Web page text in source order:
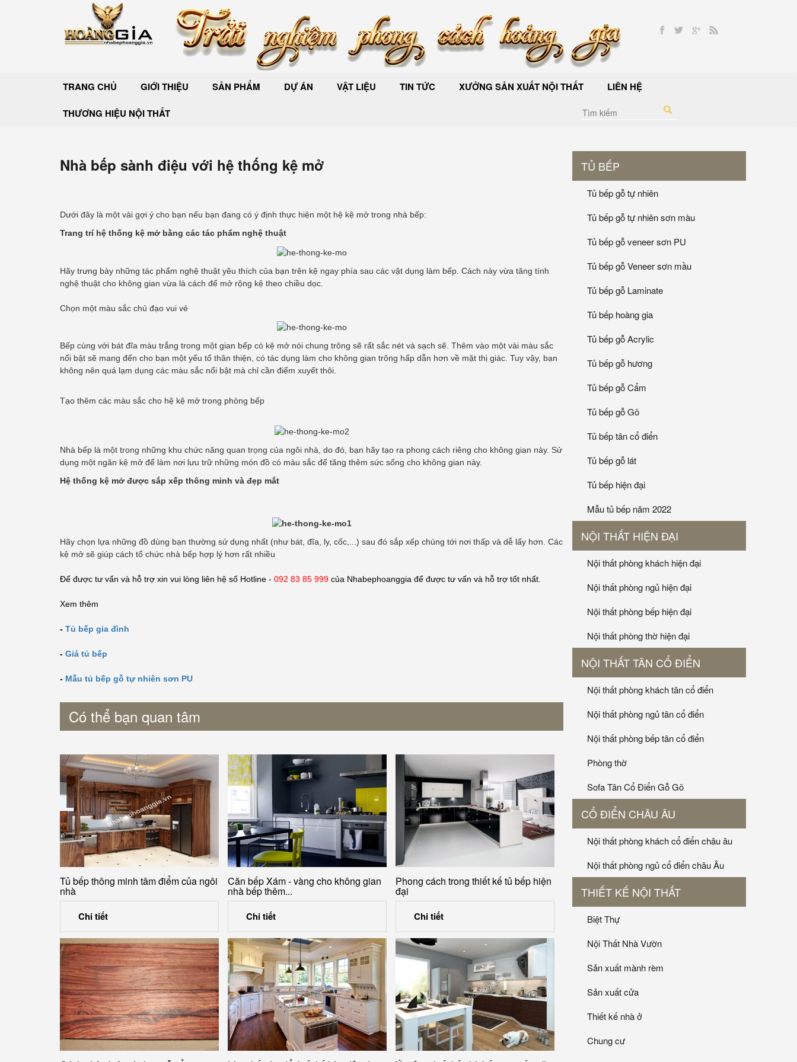
TRANG CHỦ GIỚI THIỆU SẢN PHẨM DỰ ÁN VẬT LIỆU TIN TỨC XƯỞNG SẢN XUẤT NỘI THẤT LIÊN HỆ
THƯƠNG HIỆU NỘI THẤT
Nhà bếp sành điệu với hệ thống kệ mở
Dưới đây là một vài gợi ý cho bạn nếu bạn đang có ý định thực hiện một hệ kệ mở trong nhà bếp:
Trang trí hệ thống kệ mở bằng các tác phẩm nghệ thuật
Hãy trưng bày những tác phẩm nghệ thuật yêu thích của bạn trên kệ ngay phía sau các vật dụng làm bếp. Cách này vừa tăng tính
nghệ thuật cho không gian vừa là cách để mở rộng kệ theo chiều dọc.
Chọn một màu sắc chủ đạo vui vẻ
Bếp cùng với bát đĩa màu trắng trong một gian bếp có kệ mở nói chung trông sẽ rất sắc nét và sạch sẽ. Thêm vào một vài màu sắc
nổi bật sẽ mang đến cho bạn một yếu tố thân thiện, có tác dụng làm cho không gian trông hấp dẫn hơn về mặt thị giác. Tuy vậy, bạn
không nên quá lạm dụng các màu sắc nổi bật mà chỉ cần điểm xuyết thôi.
Tạo thêm các màu sắc cho hệ kệ mở trong phòng bếp
Nhà bếp là một trong những khu chức năng quan trọng của ngôi nhà, do đó, bạn hãy tạo ra phong cách riêng cho không gian này. Sử
dụng một ngăn kệ mở để làm nơi lưu trữ những món đồ có màu sắc để tăng thêm sức sống cho không gian này.
Hệ thống kệ mở được sắp xếp thông minh và đẹp mắt
Hãy chọn lựa những đồ dùng bạn thường sử dụng nhất (như bát, đĩa, ly, cốc,...) sau đó sắp xếp chúng tới nơi thấp và dễ lấy hơn. Các
kệ mở sẽ giúp cách tổ chức nhà bếp hợp lý hơn rất nhiều
Để được tư vấn và hỗ trợ xin vui lòng liên hệ số Hotline - 092 83 85 999 của Nhabephoanggia để được tư vấn và hỗ trợ tốt nhất.
Xem thêm
- Tủ bếp gia đình
- Giá tủ bếp
- Mẫu tủ bếp gỗ tự nhiên sơn PU
Có thể bạn quan tâm
Tủ bếp thông minh tâm điểm của ngôi
nhà
Chi tiết
Căn bếp Xám - vàng cho không gian
nhà bếp thêm...
Chi tiết
Phong cách trong thiết kế tủ bếp hiện
đại
Chi tiết
TỦ BẾP
Tủ bếp gỗ tự nhiên
Tủ bếp gỗ tự nhiên sơn màu
Tủ bếp gỗ veneer sơn PU
Tủ bếp gỗ Veneer sơn mầu
Tủ bếp gỗ Laminate
Tủ bếp hoàng gia
Tủ bếp gỗ Acrylic
Tủ bếp gỗ hương
Tủ bếp gỗ Cẩm
Tủ bếp gỗ Gõ
Tủ bếp tân cổ điển
Tủ bếp gỗ lát
Tủ bếp hiện đại
Mẫu tủ bếp năm 2022
NỘI THẤT HIỆN ĐẠI
Nội thất phòng khách hiện đại
Nội thất phòng ngủ hiện đại
Nội thất phòng bếp hiện đại
Nội thất phòng thờ hiện đại
NỘI THẤT TÂN CỔ ĐIỂN
Nội thất phòng khách tân cổ điển
Nội thất phòng ngủ tân cổ điển
Nội thất phòng bếp tân cổ điển
Phòng thờ
Sofa Tân Cổ Điển Gỗ Gõ
CỔ ĐIỂN CHÂU ÂU
Nội thất phòng khách cổ điển châu âu
Nội thất phòng ngủ cổ điển châu Âu
THIẾT KẾ NỘI THẤT
Biệt Thự
Nội Thất Nhà Vườn
Sản xuất mành rèm
Sản xuất cửa
Thiết kế nhà ở
Chung cư